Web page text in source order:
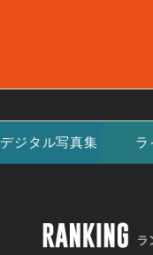
デジタル写真集 ラ